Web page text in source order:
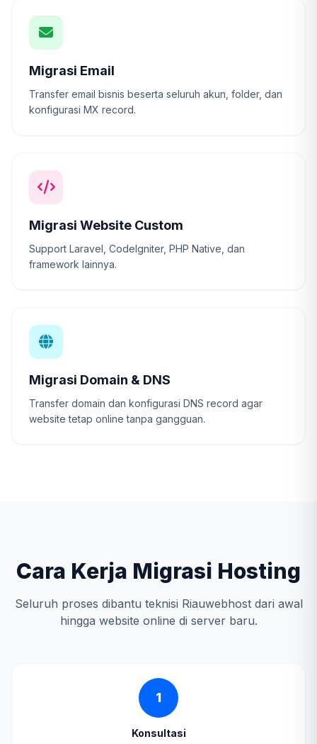
Migrasi Email
Transfer email bisnis beserta seluruh akun, folder, dan
konfigurasi MX record.
Migrasi Website Custom
Support Laravel, CodeIgniter, PHP Native, dan
framework lainnya.
Migrasi Domain & DNS
Transfer domain dan konfigurasi DNS record agar
website tetap online tanpa gangguan.
Cara Kerja Migrasi Hosting
Seluruh proses dibantu teknisi Riauwebhost dari awal
hingga website online di server baru.
1
Konsultasi